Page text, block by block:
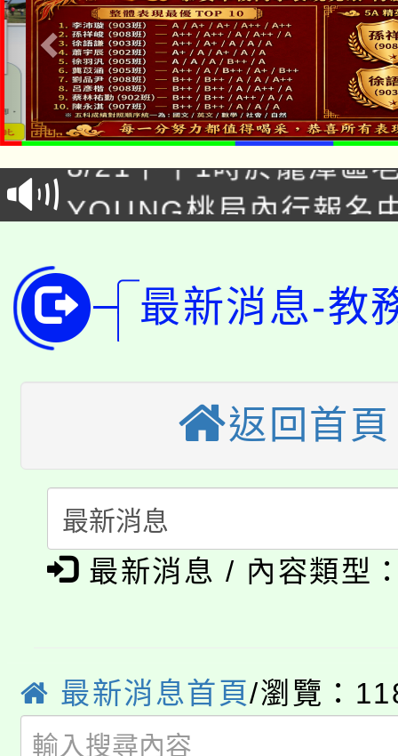
「本色祭」8/29、30在
場熱烈登場!
8/21下午1時於龍潭區
徵才活動。
YOUNG桃局內行報名
開!
115年桃園市運動會8/
田徑場及游泳池舉行。
桃園市低收入戶享有免
視費優惠，中低收入戶
半價優惠，詳情可洽有
者。
大園自造教育及科技中
份教師增能研習
大溪自造教育及科技
份教師研習
淨零綠生活教案入校路
會
115年食農教育專業人
程
「本色祭」8/29、30在
局官網。
8月14至27日，桃園電
開!
115年桃園市運動會8/
最新消息-教
返回首頁
最新消息 / 內容類型
最新消息首頁/瀏覽：